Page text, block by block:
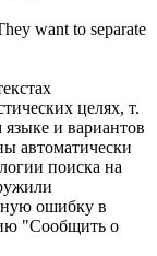
want to separate
целях, т.
и вариантов
автоматически
поиска на
ошибку в
"Сообщить о